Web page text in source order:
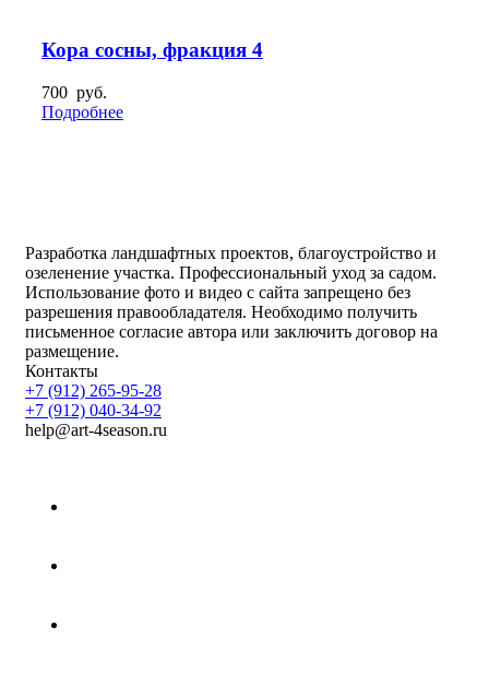
Кора сосны, фракция 4
700 руб.
Подробнее
Разработка ландшафтных проектов, благоустройство и
озеленение участка. Профессиональный уход за садом.
Использование фото и видео с сайта запрещено без
разрешения правообладателя. Необходимо получить
письменное согласие автора или заключить договор на
размещение.
Контакты
+7 (912) 265-95-28
+7 (912) 040-34-92
help@art-4season.ru